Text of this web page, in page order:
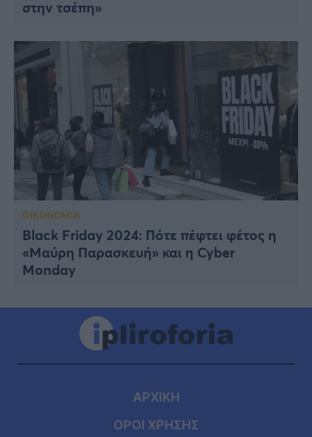
στην τσέπη»
ΟΙΚΟΝΟΜΙΑ
Black Friday 2024: Πότε πέφτει φέτος η
«Μαύρη Παρασκευή» και η Cyber
Monday
ΑΡΧΙΚΗ
ΟΡΟΙ ΧΡΗΣΗΣ